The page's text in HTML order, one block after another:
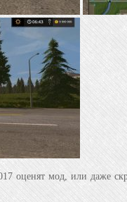
оценят мод, или даже